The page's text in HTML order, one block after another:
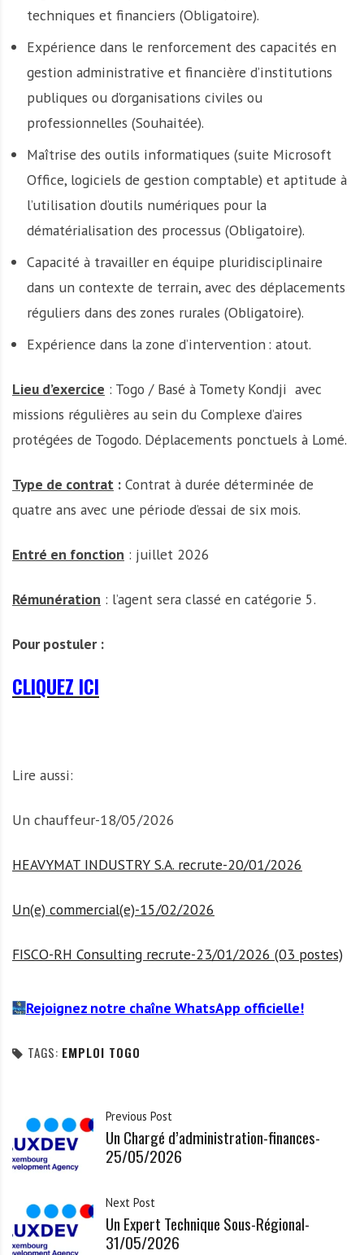
techniques et financiers (Obligatoire).
Expérience dans le renforcement des capacités en
gestion administrative et financière d’institutions
publiques ou d’organisations civiles ou
professionnelles (Souhaitée).
Maîtrise des outils informatiques (suite Microsoft
Office, logiciels de gestion comptable) et aptitude à
l’utilisation d’outils numériques pour la
dématérialisation des processus (Obligatoire).
Capacité à travailler en équipe pluridisciplinaire
dans un contexte de terrain, avec des déplacements
réguliers dans des zones rurales (Obligatoire).
Expérience dans la zone d’intervention : atout.
Lieu d’exercice : Togo / Basé à Tomety Kondji avec
missions régulières au sein du Complexe d’aires
protégées de Togodo. Déplacements ponctuels à Lomé.
Type de contrat : Contrat à durée déterminée de
quatre ans avec une période d’essai de six mois.
Entré en fonction : juillet 2026
Rémunération : l’agent sera classé en catégorie 5.
Pour postuler :
CLIQUEZ ICI
Lire aussi:
Un chauffeur-18/05/2026
HEAVYMAT INDUSTRY S.A. recrute-20/01/2026
Un(e) commercial(e)-15/02/2026
FISCO-RH Consulting recrute-23/01/2026 (03 postes)
Rejoignez notre chaîne WhatsApp officielle!
TAGS: EMPLOI TOGO
Previous Post
Un Chargé d’administration-finances-
25/05/2026
Next Post
Un Expert Technique Sous-Régional-
31/05/2026